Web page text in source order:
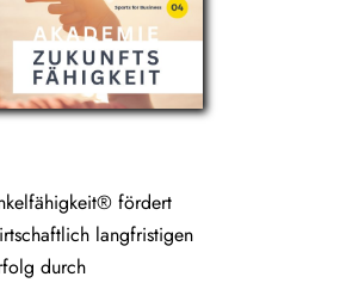
fördert
langfristigen
durch